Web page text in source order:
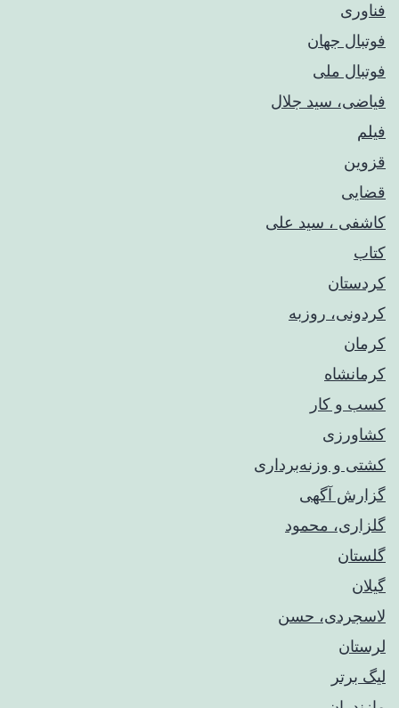
فناوری
فوتبال جهان
فوتبال ملی
فیاضی، سید جلال
فیلم
قزوین
قضایی
کاشفی ، سید علی
کتاب
کردستان
کردونی، روزبه
کرمان
کرمانشاه
کسب و کار
کشاورزی
کشتی و وزنه‌برداری
گزارش آگهی
گلزاری، محمود
گلستان
گیلان
لاسجردی، حسن
لرستان
لیگ برتر